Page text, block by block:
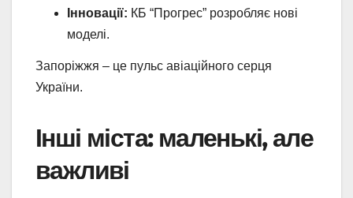
Інновації: КБ “Прогрес” розробляє нові
моделі.
Запоріжжя – це пульс авіаційного серця
України.
Інші міста: маленькі, але
важливі